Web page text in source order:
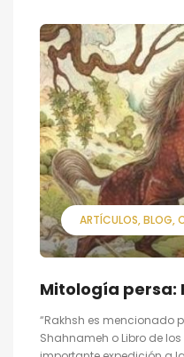
ARTÍCULOS BLOG
“Rakhsh es mencionado
Shahnameh o Libro de